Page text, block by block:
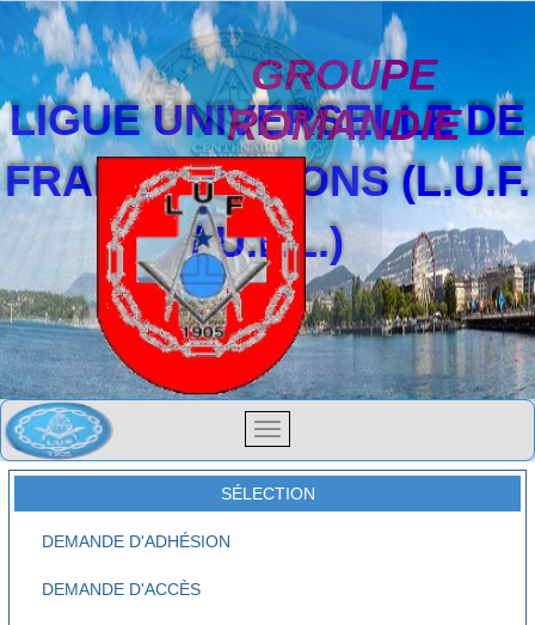
LIGUE UNIVERSELLE DE
FRANCS-MAÇONS (L.U.F.
/ U.F.L.)
GROUPE
ROMANDIE
SÉLECTION
DEMANDE D'ADHÉSION
DEMANDE D'ACCÈS